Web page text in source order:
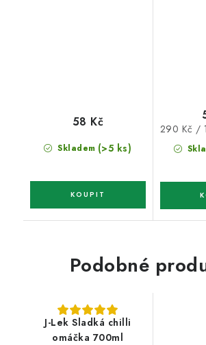
Skladem (>5 ks)
58 Kč
Měrná
cena:
290 Kč /
Podobné
J-Lek Sladká chilli
omáčka 700ml